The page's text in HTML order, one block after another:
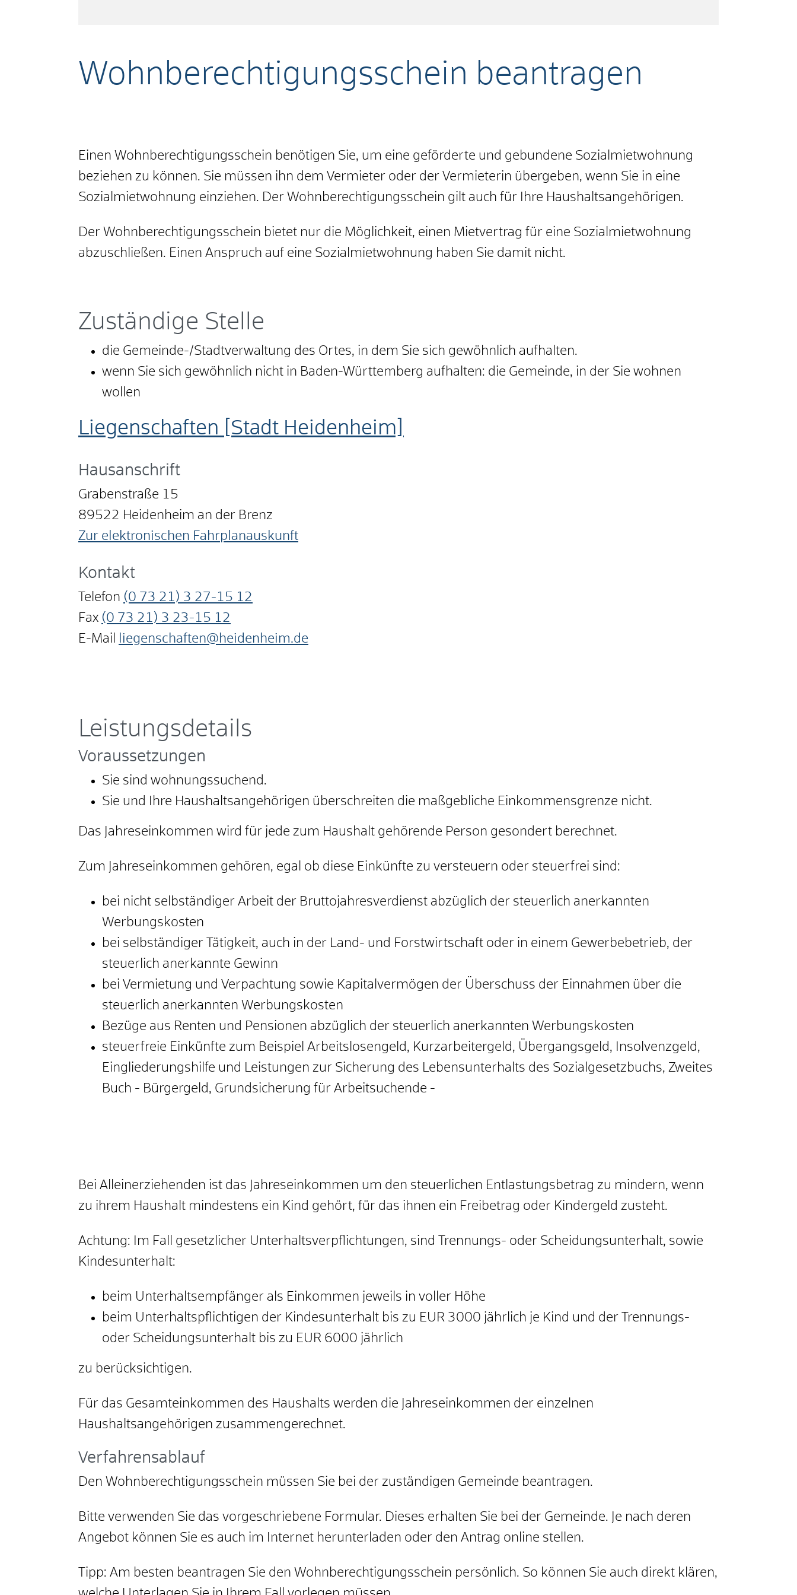
Wohnberechtigungsschein beantragen
Einen Wohnberechtigungsschein benötigen Sie, um eine geförderte und gebundene Sozialmietwohnung
beziehen zu können. Sie müssen ihn dem Vermieter oder der Vermieterin übergeben, wenn Sie in eine
Sozialmietwohnung einziehen. Der Wohnberechtigungsschein gilt auch für Ihre Haushaltsangehörigen.
Der Wohnberechtigungsschein bietet nur die Möglichkeit, einen Mietvertrag für eine Sozialmietwohnung
abzuschließen. Einen Anspruch auf eine Sozialmietwohnung haben Sie damit nicht.
Zuständige Stelle
die Gemeinde-/Stadtverwaltung des Ortes, in dem Sie sich gewöhnlich aufhalten.
wenn Sie sich gewöhnlich nicht in Baden-Württemberg aufhalten: die Gemeinde, in der Sie wohnen
wollen
Liegenschaften [Stadt Heidenheim]
Hausanschrift
Grabenstraße 15
89522 Heidenheim an der Brenz
Zur elektronischen Fahrplanauskunft
Kontakt
Telefon (0 73 21) 3 27-15 12
Fax (0 73 21) 3 23-15 12
E-Mail
liegenschaften@heidenheim.de
Leistungsdetails
Voraussetzungen
Sie sind wohnungssuchend.
Sie und Ihre Haushaltsangehörigen überschreiten die maßgebliche Einkommensgrenze nicht.
Das Jahreseinkommen wird für jede zum Haushalt gehörende Person gesondert berechnet.
Zum Jahreseinkommen gehören, egal ob diese Einkünfte zu versteuern oder steuerfrei sind:
bei nicht selbständiger Arbeit der Bruttojahresverdienst abzüglich der steuerlich anerkannten
Werbungskosten
bei selbständiger Tätigkeit, auch in der Land- und Forstwirtschaft oder in einem Gewerbebetrieb, der
steuerlich anerkannte Gewinn
bei Vermietung und Verpachtung sowie Kapitalvermögen der Überschuss der Einnahmen über die
steuerlich anerkannten Werbungskosten
Bezüge aus Renten und Pensionen abzüglich der steuerlich anerkannten Werbungskosten
steuerfreie Einkünfte zum Beispiel Arbeitslosengeld, Kurzarbeitergeld, Übergangsgeld, Insolvenzgeld,
Eingliederungshilfe und Leistungen zur Sicherung des Lebensunterhalts des Sozialgesetzbuchs, Zweites
Buch - Bürgergeld, Grundsicherung für Arbeitsuchende -
Bei Alleinerziehenden ist das Jahreseinkommen um den steuerlichen Entlastungsbetrag zu mindern, wenn
zu ihrem Haushalt mindestens ein Kind gehört, für das ihnen ein Freibetrag oder Kindergeld zusteht.
Achtung: Im Fall gesetzlicher Unterhaltsverpflichtungen, sind Trennungs- oder Scheidungsunterhalt, sowie
Kindesunterhalt:
beim Unterhaltsempfänger als Einkommen jeweils in voller Höhe
beim Unterhaltspflichtigen der Kindesunterhalt bis zu EUR 3000 jährlich je Kind und der Trennungs-
oder Scheidungsunterhalt bis zu EUR 6000 jährlich
zu berücksichtigen.
Für das Gesamteinkommen des Haushalts werden die Jahreseinkommen der einzelnen
Haushaltsangehörigen zusammengerechnet.
Verfahrensablauf
Den Wohnberechtigungsschein müssen Sie bei der zuständigen Gemeinde beantragen.
Bitte verwenden Sie das vorgeschriebene Formular. Dieses erhalten Sie bei der Gemeinde. Je nach deren
Angebot können Sie es auch im Internet herunterladen oder den Antrag online stellen.
Tipp: Am besten beantragen Sie den Wohnberechtigungsschein persönlich. So können Sie auch direkt klären,